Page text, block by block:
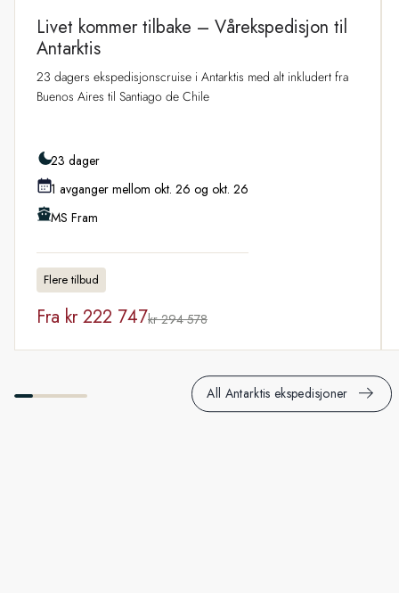
Livet kommer tilbake – Vårekspedisjon til
Antarktis
23 dagers ekspedisjonscruise i Antarktis med alt inkludert fra
Buenos Aires til Santiago de Chile
23 dager
1 avganger mellom okt. 26 og okt. 26
MS Fram
Flere tilbud
Fra kr 222 747kr 294 578
All Antarktis ekspedisjoner